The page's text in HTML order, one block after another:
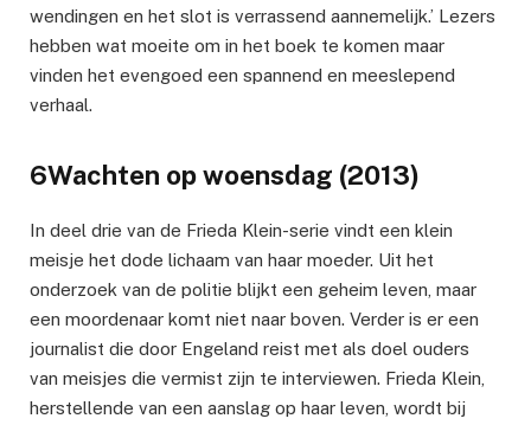
wendingen en het slot is verrassend aannemelijk.’ Lezers
hebben wat moeite om in het boek te komen maar
vinden het evengoed een spannend en meeslepend
verhaal.
6Wachten op woensdag (2013)
In deel drie van de Frieda Klein-serie vindt een klein
meisje het dode lichaam van haar moeder. Uit het
onderzoek van de politie blijkt een geheim leven, maar
een moordenaar komt niet naar boven. Verder is er een
journalist die door Engeland reist met als doel ouders
van meisjes die vermist zijn te interviewen. Frieda Klein,
herstellende van een aanslag op haar leven, wordt bij